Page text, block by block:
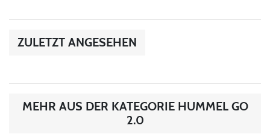
ZULETZT ANGESEHEN
MEHR AUS DER KATEGORIE HUMMEL GO
2.0